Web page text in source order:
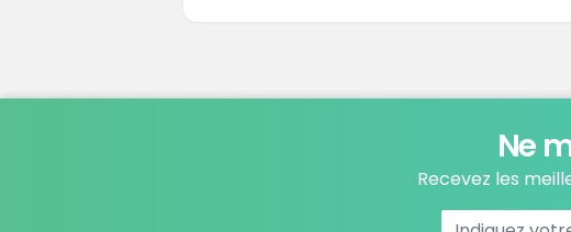
Ne
Recevez les